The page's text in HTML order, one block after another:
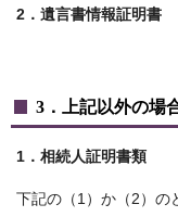
2．遺言書情報証明書
3．上記以外の場
1．相続人証明書類
下記の（1）か（2）の